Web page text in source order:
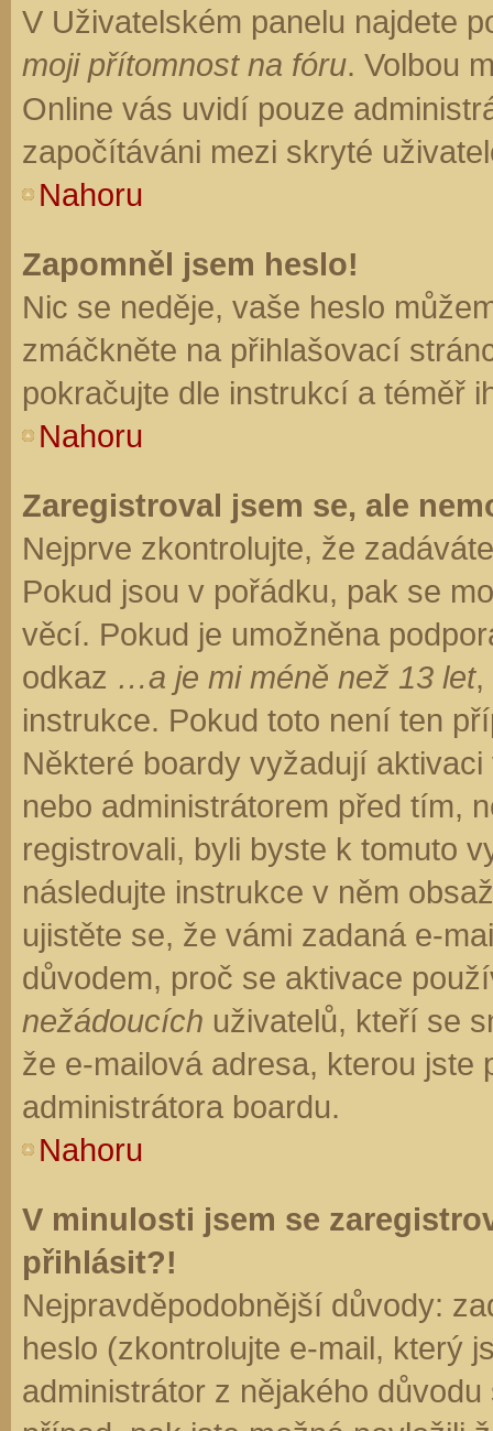
V Uživatelském panelu najdete
moji přítomnost na fóru. Volbou
Online vás uvidí pouze
započítáváni mezi skryté
Nahoru
Zapomněl jsem heslo!
Nic se neděje, vaše heslo
zmáčkněte na přihlašovací
pokračujte dle instrukcí a téměř
Nahoru
Zaregistroval jsem se, ale
Nejprve zkontrolujte, že
Pokud jsou v pořádku, pak se
věcí. Pokud je umožněna
odkaz …a je mi méně než 13 let,
instrukce. Pokud toto není ten
Některé boardy vyžadují
nebo administrátorem před tím,
registrovali, byli byste k tomuto
následujte instrukce v něm
ujistěte se, že vámi zadaná e-
důvodem, proč se aktivace
nežádoucích uživatelů, kteří se
že e-mailová adresa, kterou jste
administrátora boardu.
Nahoru
V minulosti jsem se
přihlásit?!
Nejpravděpodobnější důvody:
heslo (zkontrolujte e-mail, který
administrátor z nějakého